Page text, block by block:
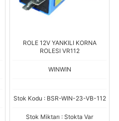
ROLE 12V YANKILI KORNA
ROLESI VR112
WINWIN
Stok Kodu : BSR-WIN-23-VB-112
Stok Miktarı : Stokta Var